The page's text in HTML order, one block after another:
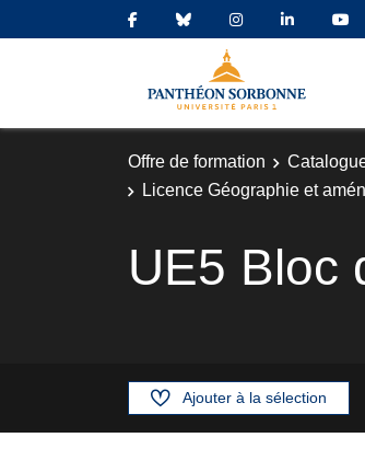
Offre de formation
Licence Géographie et
UE5 Bloc
Ajouter à la sélection